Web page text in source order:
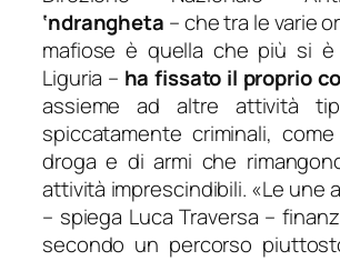
‘ndrangheta – che tra le varie
mafiose è quella che più si è
Liguria – ha fissato il proprio
assieme ad altre attività
spiccatamente criminali,
droga e di armi che
attività imprescindibili. «Le une
– spiega Luca Traversa –
secondo un percorso